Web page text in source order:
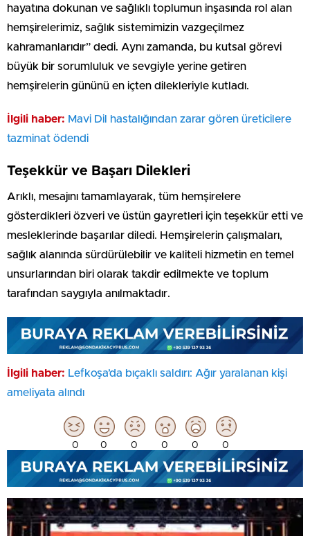
hayatına dokunan ve sağlıklı toplumun inşasında rol alan
hemşirelerimiz, sağlık sistemimizin vazgeçilmez
kahramanlarıdır” dedi. Aynı zamanda, bu kutsal görevi
büyük bir sorumluluk ve sevgiyle yerine getiren
hemşirelerin gününü en içten dilekleriyle kutladı.
İlgili haber: Mavi Dil hastalığından zarar gören üreticilere
tazminat ödendi
Teşekkür ve Başarı Dilekleri
Arıklı, mesajını tamamlayarak, tüm hemşirelere
gösterdikleri özveri ve üstün gayretleri için teşekkür etti ve
mesleklerinde başarılar diledi. Hemşirelerin çalışmaları,
sağlık alanında sürdürülebilir ve kaliteli hizmetin en temel
unsurlarından biri olarak takdir edilmekte ve toplum
tarafından saygıyla anılmaktadır.
İlgili haber: Lefkoşa’da bıçaklı saldırı: Ağır yaralanan kişi
ameliyata alındı
0 0 0 0 0 0